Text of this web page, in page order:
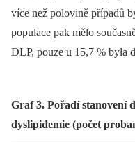
více než polovině případů
populace pak mělo
DLP, pouze u 15,7 % byla
Graf 3. Pořadí stanovení
dyslipidemie (počet